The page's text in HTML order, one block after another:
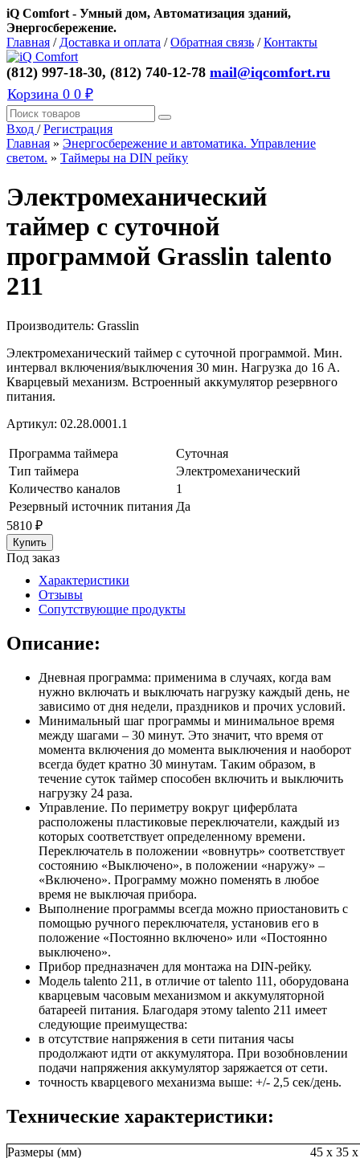
iQ Comfort - Умный дом, Автоматизация зданий,
Энергосбережение.
Главная / Доставка и оплата /Обратная связь /Контакты
(812) 997-18-30, (812) 740-12-78 mail@iqcomfort.ru
Корзина 0 0 ₽
Вход /Регистрация
Главная » Энергосбережение и автоматика. Управление
светом. » Таймеры на DIN рейку
Электромеханический
таймер с суточной
программой Grasslin talento
211
Производитель: Grasslin
Электромеханический таймер с суточной программой. Мин.
интервал включения/выключения 30 мин. Нагрузка до 16 А.
Кварцевый механизм. Встроенный аккумулятор резервного
питания.
Артикул: 02.28.0001.1
Программа таймера
Суточная
Тип таймера
Электромеханический
Количество каналов
1
Резервный источник питания Да
5810 ₽
Под заказ
Характеристики
Отзывы
Сопутствующие продукты
Описание:
Дневная программа: применима в случаях, когда вам
нужно включать и выключать нагрузку каждый день, не
зависимо от дня недели, праздников и прочих условий.
Минимальный шаг программы и минимальное время
между шагами – 30 минут. Это значит, что время от
момента включения до момента выключения и наоборот
всегда будет кратно 30 минутам. Таким образом, в
течение суток таймер способен включить и выключить
нагрузку 24 раза.
Управление. По периметру вокруг циферблата
расположены пластиковые переключатели, каждый из
которых соответствует определенному времени.
Переключатель в положении «вовнутрь» соответствует
состоянию «Выключено», в положении «наружу» –
«Включено». Программу можно поменять в любое
время не выключая прибора.
Выполнение программы всегда можно приостановить с
помощью ручного переключателя, установив его в
положение «Постоянно включено» или «Постоянно
выключено».
Прибор предназначен для монтажа на DIN-рейку.
Модель talento 211, в отличие от talento 111, оборудована
кварцевым часовым механизмом и аккумуляторной
батареей питания. Благодаря этому talento 211 имеет
следующие преимущества:
в отсутствие напряжения в сети питания часы
продолжают идти от аккумулятора. При возобновлении
подачи напряжения аккумулятор заряжается от сети.
точность кварцевого механизма выше: +/- 2,5 сек/день.
Технические характеристики:
Размеры (мм)
45 x 35